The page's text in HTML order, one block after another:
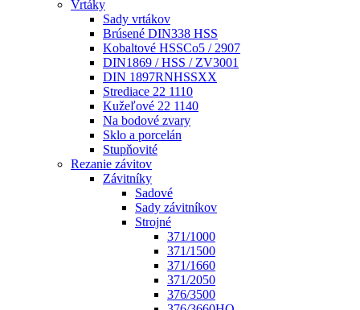
Vrtáky
Sady vrtákov
Brúsené DIN338 HSS
Kobaltové HSSCo5 / 2907
DIN1869 / HSS / ZV3001
DIN 1897RNHSSXX
Strediace 22 1110
Kužeľové 22 1140
Na bodové zvary
Sklo a porcelán
Stupňovité
Rezanie závitov
Závitníky
Sadové
Sady závitníkov
Strojné
371/1000
371/1500
371/1660
371/2050
376/3500